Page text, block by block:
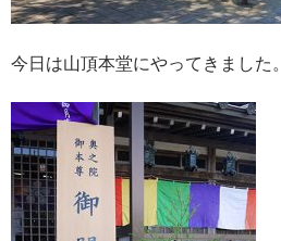
今日は山頂本堂にやってきました。